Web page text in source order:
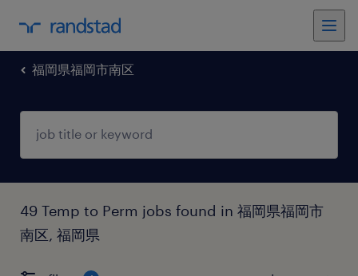
福岡県福岡市南区
49 Temp to Perm jobs found in 福岡県福岡市
南区, 福岡県